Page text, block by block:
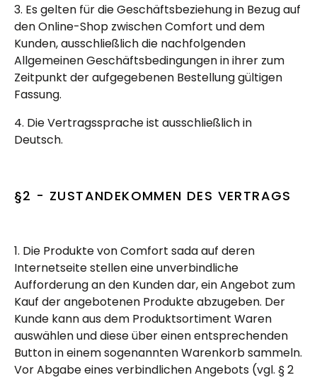
3. Es gelten für die Geschäftsbeziehung in Bezug auf
den Online-Shop zwischen Comfort und dem
Kunden, ausschließlich die nachfolgenden
Allgemeinen Geschäftsbedingungen in ihrer zum
Zeitpunkt der aufgegebenen Bestellung gültigen
Fassung.
4. Die Vertragssprache ist ausschließlich in
Deutsch.
§2 - ZUSTANDEKOMMEN DES VERTRAGS
1. Die Produkte von Comfort sada auf deren
Internetseite stellen eine unverbindliche
Aufforderung an den Kunden dar, ein Angebot zum
Kauf der angebotenen Produkte abzugeben. Der
Kunde kann aus dem Produktsortiment Waren
auswählen und diese über einen entsprechenden
Button in einem sogenannten Warenkorb sammeln.
Vor Abgabe eines verbindlichen Angebots (vgl. § 2